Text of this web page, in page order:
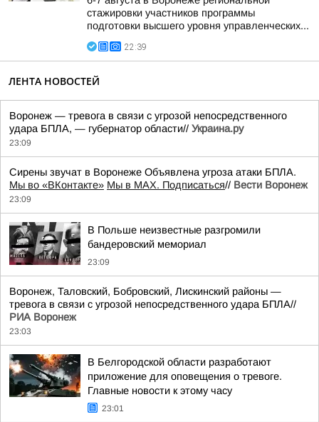
стажировки участников программы
подготовки высшего уровня управленческих...
22:39
ЛЕНТА НОВОСТЕЙ
Воронеж — тревога в связи с угрозой непосредственного
удара БПЛА, — губернатор области// Украина.ру
23:09
Сирены звучат в Воронеже Объявлена угроза атаки БПЛА.
Мы во «ВКонтакте» Мы в MAX. Подписаться// Вести Воронеж
23:09
В Польше неизвестные разгромили
бандеровский мемориал
23:09
Воронеж, Таловский, Бобровский, Лискинский районы —
тревога в связи с угрозой непосредственного удара БПЛА//
РИА Воронеж
23:03
В Белгородской области разработают
приложение для оповещения о тревоге.
Главные новости к этому часу
23:01